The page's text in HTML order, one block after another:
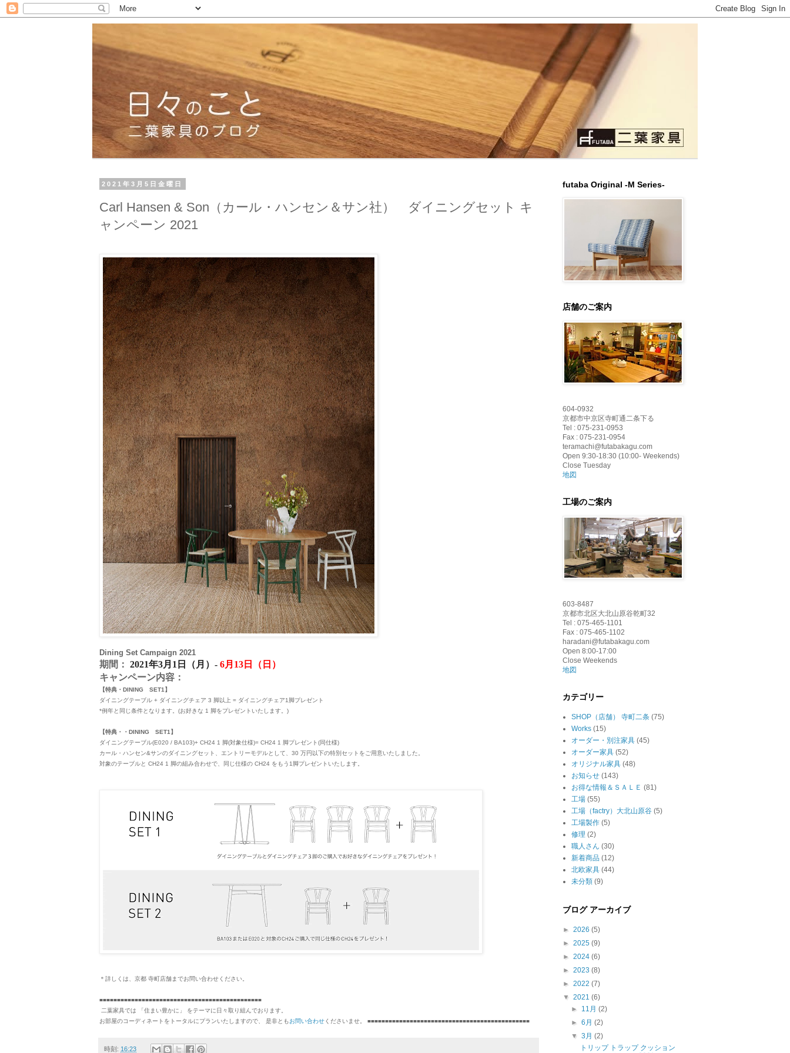
2021年3月5日金曜日
Carl Hansen & Son（カール・ハンセン＆サン社） ダイニングセット キ
ャンペーン 2021
Dining Set Campaign 2021
期間： 2021年3月 1 日（月） - 6月 13 日（日）
キャンペーン内容：
【特典・DINING SET1】
ダイニングテーブル + ダイニングチェア 3 脚以上 = ダイニングチェア1脚プレゼント
*例年と同じ条件となります。(お好きな 1 脚をプレゼントいたします。)
【特典・ ・DINING SET1 】
ダイニングテーブル(E020 / BA103)+ CH24 1 脚(対象仕様)= CH24 1 脚プレゼント(同仕様)
カール・ハンセン&サンのダイニングセット、エントリーモデルとして、30 万円以下の特別セットをご用意いたしました。
対象のテーブルと CH24 1 脚の組み合わせで、同じ仕様の CH24 をもう1脚プレゼントいたします。
＊詳しくは、京都 寺町店舗までお問い合わせください。
■■■■■■■■■■■■■■■■■■■■■■■■■■■■■■■■■■■■■■■■■■■■■■
二葉家具では 「住まい豊かに」 をテーマに日々取り組んでおります。
お部屋のコーディネートをトータルにプランいたしますので、 是非ともお問い合わせくださいませ。 ■■■■■■■■■■■■■■■■■■■■■■■■■■■■■■■■■■■■■■■■■■■■■■
時刻: 16:23
futaba Original -M Series-
店舗のご案内
604-0932
京都市中京区寺町通二条下る
Tel : 075-231-0953
Fax : 075-231-0954
teramachi@futabakagu.com
Open 9:30-18:30 (10:00- Weekends)
Close Tuesday
地図
工場のご案内
603-8487
京都市北区大北山原谷乾町32
Tel : 075-465-1101
Fax : 075-465-1102
haradani@futabakagu.com
Open 8:00-17:00
Close Weekends
地図
カテゴリー
SHOP（店舗） 寺町二条 (75)
Works (15)
オーダー・別注家具 (45)
オーダー家具 (52)
オリジナル家具 (48)
お知らせ (143)
お得な情報＆ＳＡＬＥ (81)
工場 (55)
工場（factry）大北山原谷 (5)
工場製作 (5)
修理 (2)
職人さん (30)
新着商品 (12)
北欧家具 (44)
未分類 (9)
ブログ アーカイブ
► 2026 (5)
► 2025 (9)
► 2024 (6)
► 2023 (8)
► 2022 (7)
▼ 2021 (6)
► 11月(2)
►6月(2)
▼3月(2)
トリップ トラップ クッション